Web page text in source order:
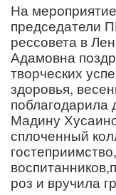
На
председатели
рессовета в
Адамовна
творческих
здоровья,
Мадину
сплоченный
роз и вручила